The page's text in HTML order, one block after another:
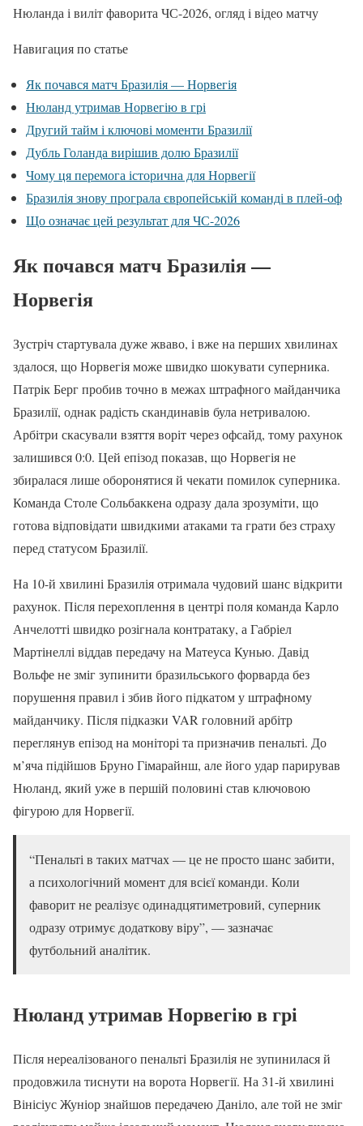
Нюланда і виліт фаворита ЧС-2026, огляд і відео матчу
Навигация по статье
Як почався матч Бразилія — Норвегія
Нюланд утримав Норвегію в грі
Другий тайм і ключові моменти Бразилії
Дубль Голанда вирішив долю Бразилії
Чому ця перемога історична для Норвегії
Бразилія знову програла європейській команді в плей-оф
Що означає цей результат для ЧС-2026
Як почався матч Бразилія —
Норвегія
Зустріч стартувала дуже жваво, і вже на перших хвилинах
здалося, що Норвегія може швидко шокувати суперника.
Патрік Берг пробив точно в межах штрафного майданчика
Бразилії, однак радість скандинавів була нетривалою.
Арбітри скасували взяття воріт через офсайд, тому рахунок
залишився 0:0. Цей епізод показав, що Норвегія не
збиралася лише оборонятися й чекати помилок суперника.
Команда Столе Сольбаккена одразу дала зрозуміти, що
готова відповідати швидкими атаками та грати без страху
перед статусом Бразилії.
На 10-й хвилині Бразилія отримала чудовий шанс відкрити
рахунок. Після перехоплення в центрі поля команда Карло
Анчелотті швидко розігнала контратаку, а Габріел
Мартінеллі віддав передачу на Матеуса Кунью. Давід
Вольфе не зміг зупинити бразильського форварда без
порушення правил і збив його підкатом у штрафному
майданчику. Після підказки VAR головний арбітр
переглянув епізод на моніторі та призначив пенальті. До
м’яча підійшов Бруно Гімарайнш, але його удар парирував
Нюланд, який уже в першій половині став ключовою
фігурою для Норвегії.
“Пенальті в таких матчах — це не просто шанс забити,
а психологічний момент для всієї команди. Коли
фаворит не реалізує одинадцятиметровий, суперник
одразу отримує додаткову віру”, — зазначає
футбольний аналітик.
Нюланд утримав Норвегію в грі
Після нереалізованого пенальті Бразилія не зупинилася й
продовжила тиснути на ворота Норвегії. На 31-й хвилині
Вінісіус Жуніор знайшов передачею Даніло, але той не зміг